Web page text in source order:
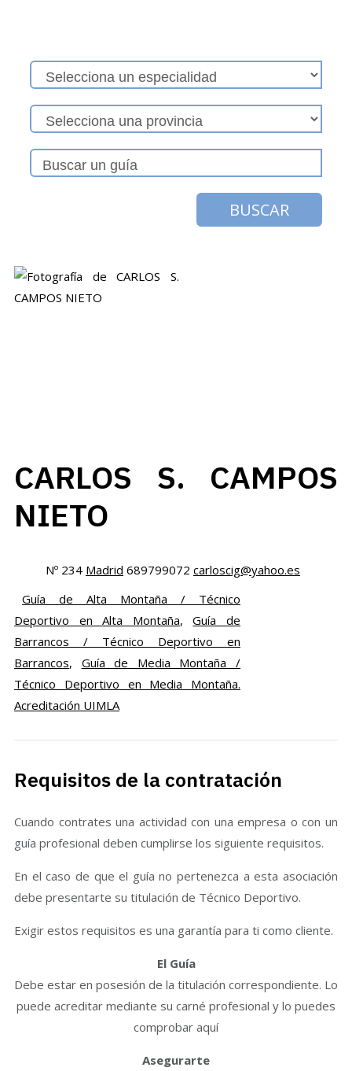
BUSCAR
CARLOS S. CAMPOS
NIETO
Nº 234 Madrid 689799072 carloscig@yahoo.es
Guía de Alta Montaña / Técnico
Deportivo en Alta Montaña,Guía de
Barrancos / Técnico Deportivo en
Barrancos, Guía de Media Montaña /
Técnico Deportivo en Media Montaña.
Acreditación UIMLA
Requisitos de la contratación
Cuando contrates una actividad con una empresa o con un
guía profesional deben cumplirse los siguiente requisitos.
En el caso de que el guía no pertenezca a esta asociación
debe presentarte su titulación de Técnico Deportivo.
Exigir estos requisitos es una garantía para ti como cliente.
El Guía
Debe estar en posesión de la titulación correspondiente. Lo
puede acreditar mediante su carné profesional y lo puedes
comprobar aquí
Asegurarte